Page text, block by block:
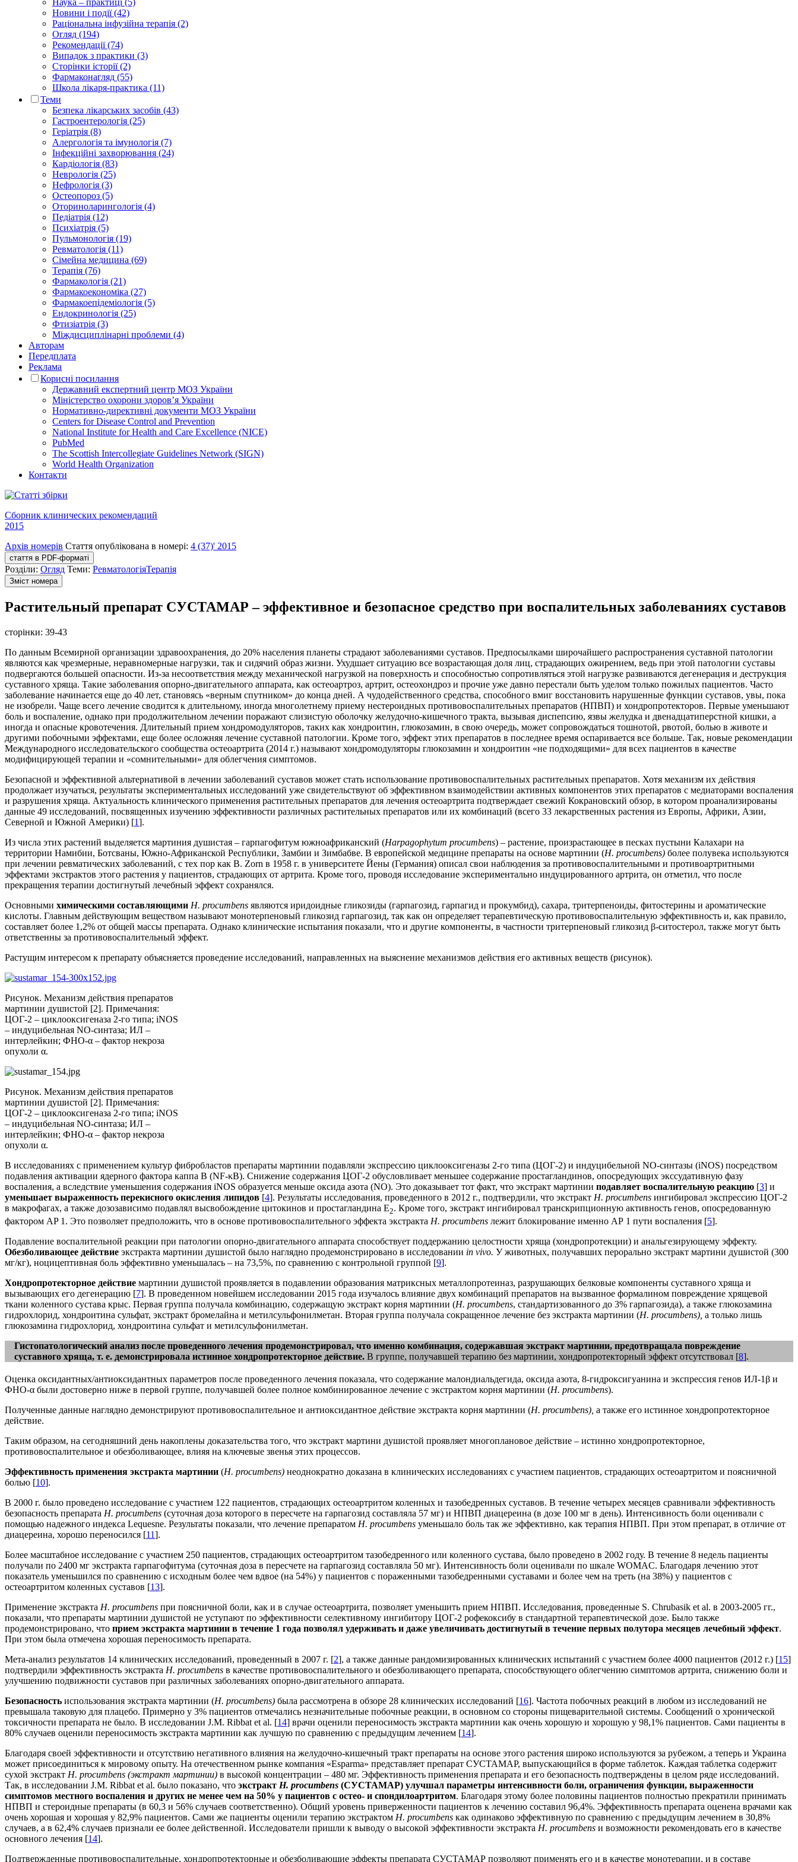
Наука – практиці (5)
Новини і події (42)
Раціональна інфузійна терапія (2)
Огляд (194)
Рекомендації (74)
Випадок з практики (3)
Сторінки історії (2)
Фармаконагляд (55)
Школа лікаря-практика (11)
Теми
Безпека лікарських засобів (43)
Гастроентерологія (25)
Геріатрія (8)
Алергологія та імунологія (7)
Інфекційні захворювання (24)
Кардіологія (83)
Неврологія (25)
Нефрологія (3)
Остеопороз (5)
Оториноларингологія (4)
Педіатрія (12)
Психіатрія (5)
Пульмонологія (19)
Ревматологія (11)
Сімейна медицина (69)
Терапія (76)
Фармакологія (21)
Фармакоекономіка (27)
Фармакоепідеміологія (5)
Ендокринологія (25)
Фтизіатрія (3)
Міждисциплінарні проблеми (4)
Авторам
Передплата
Реклама
Корисні посилання
Державний експертний центр МОЗ України
Міністерство охорони здоров’я України
Нормативно-директивні документи МОЗ України
Centers for Disease Control and Prevention
National Institute for Health and Care Excellence (NICE)
PubMed
The Scottish Intercollegiate Guidelines Network (SIGN)
World Health Organization
Контакти
Сборник клинических рекомендаций
2015
Архів номерів Стаття опублікована в номері: 4 (37)' 2015
стаття в PDF-форматі
Розділи: Огляд Теми: РевматологіяТерапія
Зміст номера
Растительный препарат СУСТАМАР – эффективное и безопасное средство при воспалительных заболеваниях суставов
сторінки: 39-43
По данным Всемирной организации здравоохранения, до 20% населения планеты страдают заболеваниями суставов. Предпосылками широчайшего распространения суставной патологии
являются как чрезмерные, неравномерные нагрузки, так и сидячий образ жизни. Ухудшает ситуацию все возрастающая доля лиц, страдающих ожирением, ведь при этой патологии суставы
подвергаются большей опасности. Из-за несоответствия между механической нагрузкой на поверхность и способностью сопротивляться этой нагрузке развиваются дегенерация и деструкция
суставного хряща. Такие заболевания опорно-двигательного аппарата, как остеоартроз, артрит, остеохондроз и прочие уже давно перестали быть уделом только пожилых пациентов. Часто
заболевание начинается еще до 40 лет, становясь «верным спутником» до конца дней. А чудодейственного средства, способного вмиг восстановить нарушенные функции суставов, увы, пока
не изобрели. Чаще всего лечение сводится к длительному, иногда многолетнему приему нестероидных противовоспалительных препаратов (НПВП) и хондропротекторов. Первые уменьшают
боль и воспаление, однако при продолжительном лечении поражают слизистую оболочку желудочно-кишечного тракта, вызывая диспепсию, язвы желудка и двенадцатиперстной кишки, а
иногда и опасные кровотечения. Длительный прием хондромодуляторов, таких как хондроитин, глюкозамин, в свою очередь, может сопровождаться тошнотой, рвотой, болью в животе и
другими побочными эффектами, еще более осложняя лечение суставной патологии. Кроме того, эффект этих препаратов в последнее время оспаривается все больше. Так, новые рекомендации
Международного исследовательского сообщества остеоартрита (2014 г.) называют хондромодуляторы глюкозамин и хондроитин «не подходящими» для всех пациентов в качестве
модифицирующей терапии и «сомнительными» для облегчения симптомов.
Безопасной и эффективной альтернативой в лечении заболеваний суставов может стать использование противовоспалительных растительных препаратов. Хотя механизм их действия
продолжает изучаться, результаты экспериментальных исследований уже свидетельствуют об эффективном взаимодействии активных компонентов этих препаратов с медиаторами воспаления
и разрушения хряща. Актуальность клинического применения растительных препаратов для лечения остеоартрита подтверждает свежий Кокрановский обзор, в котором проанализированы
данные 49 исследований, посвященных изучению эффективности различных растительных препаратов или их комбинаций (всего 33 лекарственных растения из Европы, Африки, Азии,
Северной и Южной Америки) [1].
Из числа этих растений выделяется мартиния душистая – гарпагофитум южноафриканский (Harpagophytum procumbens) – растение, произрастающее в песках пустыни Калахари на
территории Намибии, Ботсваны, Южно-Африканской Республики, Замбии и Зимбабве. В европейской медицине препараты на основе мартинии (H. procumbens) более полувека используются
при лечении ревматических заболеваний, с тех пор как B. Zorn в 1958 г. в университете Йены (Германия) описал свои наблюдения за противовоспалительными и противоартритными
эффектами экстрактов этого растения у пациентов, страдающих от артрита. Кроме того, проводя исследование экспериментально индуцированного артрита, он отметил, что после
прекращения терапии достигнутый лечебный эффект сохранялся.
Основными химическими составляющими H. procumbens являются иридоидные гликозиды (гарпагозид, гарпагид и прокумбид), сахара, тритерпеноиды, фитостерины и ароматические
кислоты. Главным действующим веществом называют монотерпеновый гликозид гарпагозид, так как он определяет терапевтическую противовоспалительную эффективность и, как правило,
составляет более 1,2% от общей массы препарата. Однако клинические испытания показали, что и другие компоненты, в частности тритерпеновый гликозид β-ситостерол, также могут быть
ответственны за противовоспалительный эффект.
Растущим интересом к препарату объясняется проведение исследований, направленных на выяснение механизмов действия его активных веществ (рисунок).
Рисунок. Механизм действия препаратов
мартинии душистой [2]. Примечания:
ЦОГ-2 – циклооксигеназа 2-го типа; iNOS
– индуцибельная NO-синтаза; ИЛ –
интерлейкин; ФНО-α – фактор некроза
опухоли α.
Рисунок. Механизм действия препаратов
мартинии душистой [2]. Примечания:
ЦОГ-2 – циклооксигеназа 2-го типа; iNOS
– индуцибельная NO-синтаза; ИЛ –
интерлейкин; ФНО-α – фактор некроза
опухоли α.
В исследованиях с применением культур фибробластов препараты мартинии подавляли экспрессию циклооксигеназы 2-го типа (ЦОГ-2) и индуцибельной NO-синтазы (iNOS) посредством
подавления активации ядерного фактора каппа В (NF-κB). Снижение содержания ЦОГ-2 обусловливает меньшее содержание простагландинов, опосредующих экссудативную фазу
воспаления, а вследствие уменьшения содержания iNOS образуется меньше оксида азота (NO). Это доказывает тот факт, что экстракт мартинии подавляет воспалительную реакцию [3] и
уменьшает выраженность перекисного окисления липидов [4]. Результаты исследования, проведенного в 2012 г., подтвердили, что экстракт H. procumbens ингибировал экспрессию ЦОГ-2
в макрофагах, а также дозозависимо подавлял высвобождение цитокинов и простагландина E2. Кроме того, экстракт ингибировал транскрипционную активность генов, опосредованную
фактором AP 1. Это позволяет предположить, что в основе противовоспалительного эффекта экстракта H. procumbens лежит блокирование именно АР 1 пути воспаления [5].
Подавление воспалительной реакции при патологии опорно-двигательного аппарата способствует поддержанию целостности хряща (хондропротекции) и анальгезирующему эффекту.
Обезболивающее действие экстракта мартинии душистой было наглядно продемонстрировано в исследовании in vivo. У животных, получавших перорально экстракт мартини душистой (300
мг/кг), ноцицептивная боль эффективно уменьшалась – на 73,5%, по сравнению с контрольной группой [9].
Хондропротекторное действие мартинии душистой проявляется в подавлении образования матриксных металлопротеиназ, разрушающих белковые компоненты суставного хряща и
вызывающих его дегенерацию [7]. В проведенном новейшем исследовании 2015 года изучалось влияние двух комбинаций препаратов на вызванное формалином повреждение хрящевой
ткани коленного сустава крыс. Первая группа получала комбинацию, содержащую экстракт корня мартинии (H. procumbens, стандартизованного до 3% гарпагозида), а также глюкозамина
гидрохлорид, хондроитина сульфат, экстракт бромелайна и метилсульфонилметан. Вторая группа получала сокращенное лечение без экстракта мартинии (H. рrocumbens), а только лишь
глюкозамина гидрохлорид, хондроитина сульфат и метилсульфонилметан.
Гистопатологический анализ после проведенного лечения продемонстрировал, что именно комбинация, содержавшая экстракт мартинии, предотвращала повреждение
суставного хряща, т. е. демонстрировала истинное хондропротекторное действие. В группе, получавшей терапию без мартинии, хондропротекторный эффект отсутствовал [8].
Оценка оксидантных/антиоксидантных параметров после проведенного лечения показала, что содержание малондиальдегида, оксида азота, 8-гидроксигуанина и экспрессия генов ИЛ-1β и
ФНО-α были достоверно ниже в первой группе, получавшей более полное комбинированное лечение с экстрактом корня мартинии (H. procumbens).
Полученные данные наглядно демонстрируют противовоспалительное и антиоксидантное действие экстракта корня мартинии (H. procumbens), а также его истинное хондропротекторное
действие.
Таким образом, на сегодняшний день накоплены доказательства того, что экстракт мартини душистой проявляет многоплановое действие – истинно хондропротекторное,
противовоспалительное и обезболивающее, влияя на ключевые звенья этих процессов.
Эффективность применения экстракта мартинии (H. procumbens) неоднократно доказана в клинических исследованиях с участием пациентов, страдающих остеоартритом и поясничной
болью [10].
В 2000 г. было проведено исследование с участием 122 пациентов, страдающих остеоартритом коленных и тазобедренных суставов. В течение четырех месяцев сравнивали эффективность
безопасность препарата H. procumbens (суточная доза которого в пересчете на гарпагозид составляла 57 мг) и НПВП диацереина (в дозе 100 мг в день). Интенсивность боли оценивали с
помощью надежного индекса Lequesne. Результаты показали, что лечение препаратом H. procumbens уменьшало боль так же эффективно, как терапия НПВП. При этом препарат, в отличие от
диацереина, хорошо переносился [11].
Более масштабное исследование с участием 250 пациентов, страдающих остеоартритом тазобедренного или коленного сустава, было проведено в 2002 году. В течение 8 недель пациенты
получали по 2400 мг экстракта гарпагофитума (суточная доза в пересчете на гарпагозид составляла 50 мг). Интенсивность боли оценивали по шкале WOMAC. Благодаря лечению этот
показатель уменьшился по сравнению с исходным более чем вдвое (на 54%) у пациентов с пораженными тазобедренными суставами и более чем на треть (на 38%) у пациентов с
остеоартритом коленных суставов [13].
Применение экстракта H. procumbens при поясничной боли, как и в случае остеоартрита, позволяет уменьшить прием НПВП. Исследования, проведенные S. Chrubasik et al. в 2003-2005 гг.,
показали, что препараты мартинии душистой не уступают по эффективности селективному ингибитору ЦОГ-2 рофекоксибу в стандартной терапевтической дозе. Было также
продемонстрировано, что прием экстракта мартинии в течение 1 года позволял удерживать и даже увеличивать достигнутый в течение первых полутора месяцев лечебный эффект.
При этом была отмечена хорошая переносимость препарата.
Мета-анализ результатов 14 клинических исследований, проведенный в 2007 г. [2], а также данные рандомизированных клинических испытаний с участием более 4000 пациентов (2012 г.) [15]
подтвердили эффективность экстракта H. procumbens в качестве противовоспалительного и обезболивающего препарата, способствующего облегчению симптомов артрита, снижению боли и
улучшению подвижности суставов при различных заболеваниях опорно-двигательного аппарата.
Безопасность использования экстракта мартинии (H. procumbens) была рассмотрена в обзоре 28 клинических исследований [16]. Частота побочных реакций в любом из исследований не
превышала таковую для плацебо. Примерно у 3% пациентов отмечались незначительные побочные реакции, в основном со стороны пищеварительной системы. Сообщений о хронической
токсичности препарата не было. В исследовании J.M. Ribbat et al. [14] врачи оценили переносимость экстракта мартинии как очень хорошую и хорошую у 98,1% пациентов. Сами пациенты в
80% случаев оценили переносимость экстракта мартинии как лучшую по сравнению с предыдущим лечением [14].
Благодаря своей эффективности и отсутствию негативного влияния на желудочно-кишечный тракт препараты на основе этого растения широко используются за рубежом, а теперь и Украина
может присоединиться к мировому опыту. На отечественном рынке компания «Esparma» представляет препарат СУСТАМАР, выпускающийся в форме таблеток. Каждая таблетка содержит
сухой экстракт H. procumbens (экстракт мартинии) в высокой концентрации – 480 мг. Эффективность применения препарата и его безопасность подтверждены в целом ряде исследований.
Так, в исследовании J.M. Ribbat et al. было показано, что экстракт H. procumbens (СУСТАМАР) улучшал параметры интенсивности боли, ограничения функции, выраженности
симптомов местного воспаления и других не менее чем на 50% у пациентов с остео- и спондилоартритом. Благодаря этому более половины пациентов полностью прекратили принимать
НПВП и стероидные препараты (в 60,3 и 56% случаев соответственно). Общий уровень приверженности пациентов к лечению составил 96,4%. Эффективность препарата оценена врачами как
очень хорошая и хорошая у 82,9% пациентов. Сами же пациенты оценили терапию экстрактом H. procumbens как одинаково эффективную по сравнению с предыдущим лечением в 30,8%
случаев, а в 62,4% случаев признали ее более действенной. Исследователи пришли к выводу о высокой эффективности экстракта H. procumbens и возможности рекомендовать его в качестве
основного лечения [14].
Подтвержденные противовоспалительные, хондропротекторные и обезболивающие эффекты препарата СУСТАМАР позволяют применять его и в качестве монотерапии, и в составе